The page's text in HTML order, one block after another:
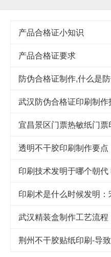
产品合格证小知识
产品合格证要求
防伪合格证制作,什么是
武汉防伪合格证印刷制作
宜昌景区门票热敏纸门票
透明不干胶印刷制作要点
印刷技术发明于哪个朝
武汉精装盒制作工艺流程
荆州不干胶贴纸印刷-导